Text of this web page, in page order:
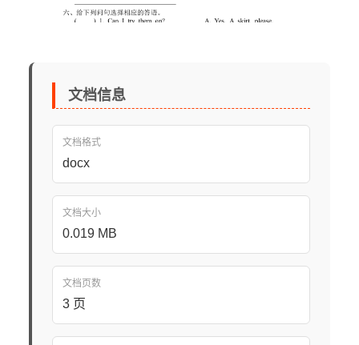
文档信息
文档格式
docx
文档大小
0.019 MB
文档页数
3 页